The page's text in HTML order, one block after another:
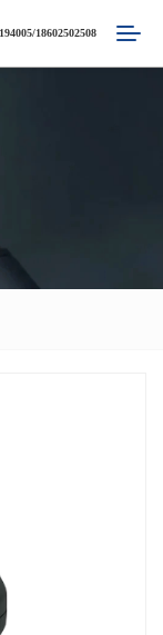
18602502508